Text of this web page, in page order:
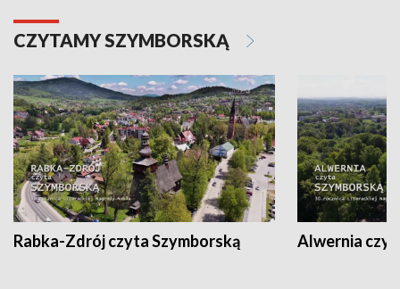
CZYTAMY SZYMBORSKĄ
Rabka-Zdrój czyta Szymborską Alwernia